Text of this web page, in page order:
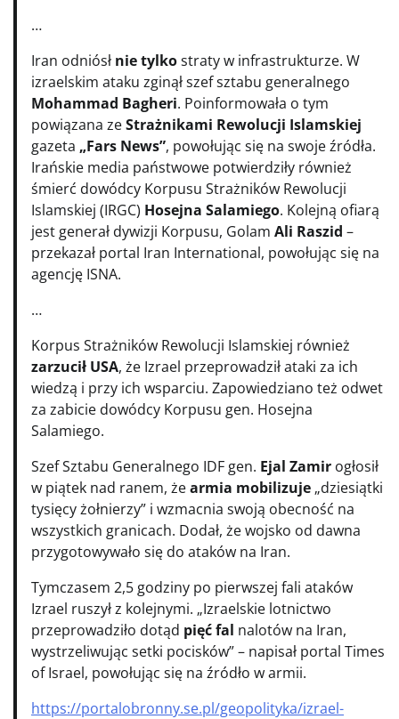
…
Iran odniósł nie tylkostraty w infrastrukturze. W
izraelskim ataku zginął szef sztabu generalnego
Mohammad Bagheri. Poinformowała o tym
powiązana zeStrażnikami Rewolucji Islamskiej
gazeta „Fars News”, powołując się na swoje źródła.
Irańskie media państwowe potwierdziły również
śmierć dowódcy Korpusu Strażników Rewolucji
Islamskiej (IRGC) Hosejna Salamiego. Kolejną ofiarą
jest generał dywizji Korpusu, Golam Ali Raszid –
przekazał portal Iran International, powołując się na
agencję ISNA.
…
Korpus Strażników Rewolucji Islamskiej również
zarzucił USA, że Izrael przeprowadził ataki za ich
wiedzą i przy ich wsparciu. Zapowiedziano też odwet
za zabicie dowódcy Korpusu gen. Hosejna
Salamiego.
Szef Sztabu Generalnego IDF gen. Ejal Zamir ogłosił
w piątek nad ranem, żearmia mobilizuje „dziesiątki
tysięcy żołnierzy” i wzmacnia swoją obecność na
wszystkich granicach. Dodał, że wojsko od dawna
przygotowywało się do ataków na Iran.
Tymczasem 2,5 godziny po pierwszej fali ataków
Izrael ruszył z kolejnymi. „Izraelskie lotnictwo
przeprowadziło dotąd pięć fal nalotów na Iran,
wystrzeliwując setki pocisków” – napisał portal Times
of Israel, powołując się na źródło w armii.
https://portalobronny.se.pl/geopolityka/izrael-